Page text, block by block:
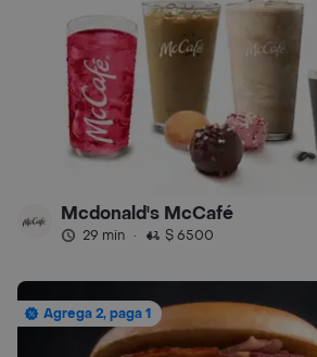
Mcdonald's McCafé
29 min · $ 6500
Agrega 2, paga 1